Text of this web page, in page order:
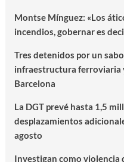
Montse Mínguez: «Los
incendios, gobernar es
Tres detenidos por un
infraestructura ferroviaria
Barcelona
La DGT prevé hasta 1,5
desplazamientos
agosto
Investigan como violencia